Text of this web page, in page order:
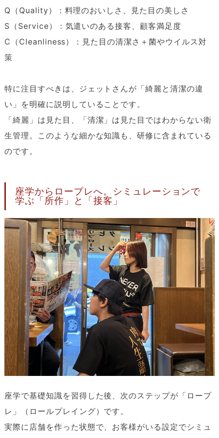
Q（Quality）：料理のおいしさ、見た目の美しさ
S（Service）：気遣いのある接客、顧客満足度
C（Cleanliness）：見た目の清潔さ＋菌やウイルス対
策
特に注目すべきは、ジェットさんが「綺麗と清潔の違
い」を明確に説明していることです。
「綺麗」は見た目、「清潔」は見た目ではわからない衛
生管理。このような細かな知識も、研修に含まれている
のです。
座学からロープレへ。シミュレーションで
学ぶ「所作」と「接客」
座学で基礎知識を習得した後、次のステップが「ロープ
レ」（ロールプレイング）です。
実際に店舗を作った状態で、お客様がいる設定でシミュ